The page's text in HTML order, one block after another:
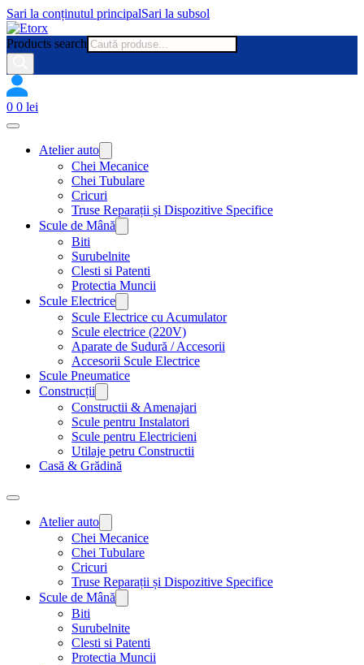
Sari la conținutul principalSari la subsol
Products search
0 0 lei
Atelier auto
Chei Mecanice
Chei Tubulare
Cricuri
Truse Reparații și Dispozitive Specifice
Scule de Mână
Biti
Surubelnite
Clesti si Patenti
Protectia Muncii
Scule Electrice
Scule Electrice cu Acumulator
Scule electrice (220V)
Aparate de Sudură / Accesorii
Accesorii Scule Electrice
Scule Pneumatice
Construcții
Constructii & Amenajari
Scule pentru Instalatori
Scule pentru Electricieni
Utilaje petru Constructii
Casă & Grădină
Atelier auto
Chei Mecanice
Chei Tubulare
Cricuri
Truse Reparații și Dispozitive Specifice
Scule de Mână
Biti
Surubelnite
Clesti si Patenti
Protectia Muncii